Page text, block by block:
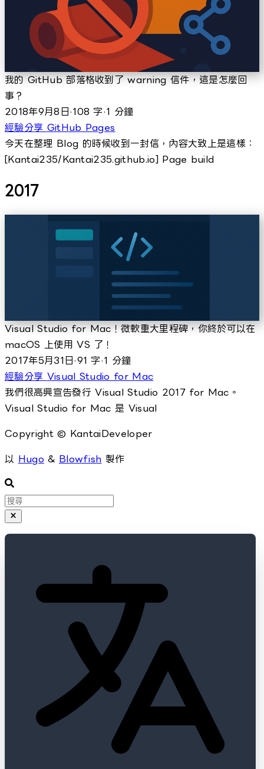
我的 GitHub 部落格收到了 warning 信件，這是怎麼回
事？
2018年9月8日·108 字·1 分鐘
經驗分享 GitHub Pages
今天在整理 Blog 的時候收到一封信，內容大致上是這樣：
[Kantai235/Kantai235.github.io] Page build
2017
Visual Studio for Mac！微軟重大里程碑，你終於可以在
macOS 上使用 VS 了！
2017年5月31日·91 字·1 分鐘
經驗分享 Visual Studio for Mac
我們很高興宣告發行 Visual Studio 2017 for Mac。
Visual Studio for Mac 是 Visual
Copyright © KantaiDeveloper
以 Hugo & Blowfish 製作